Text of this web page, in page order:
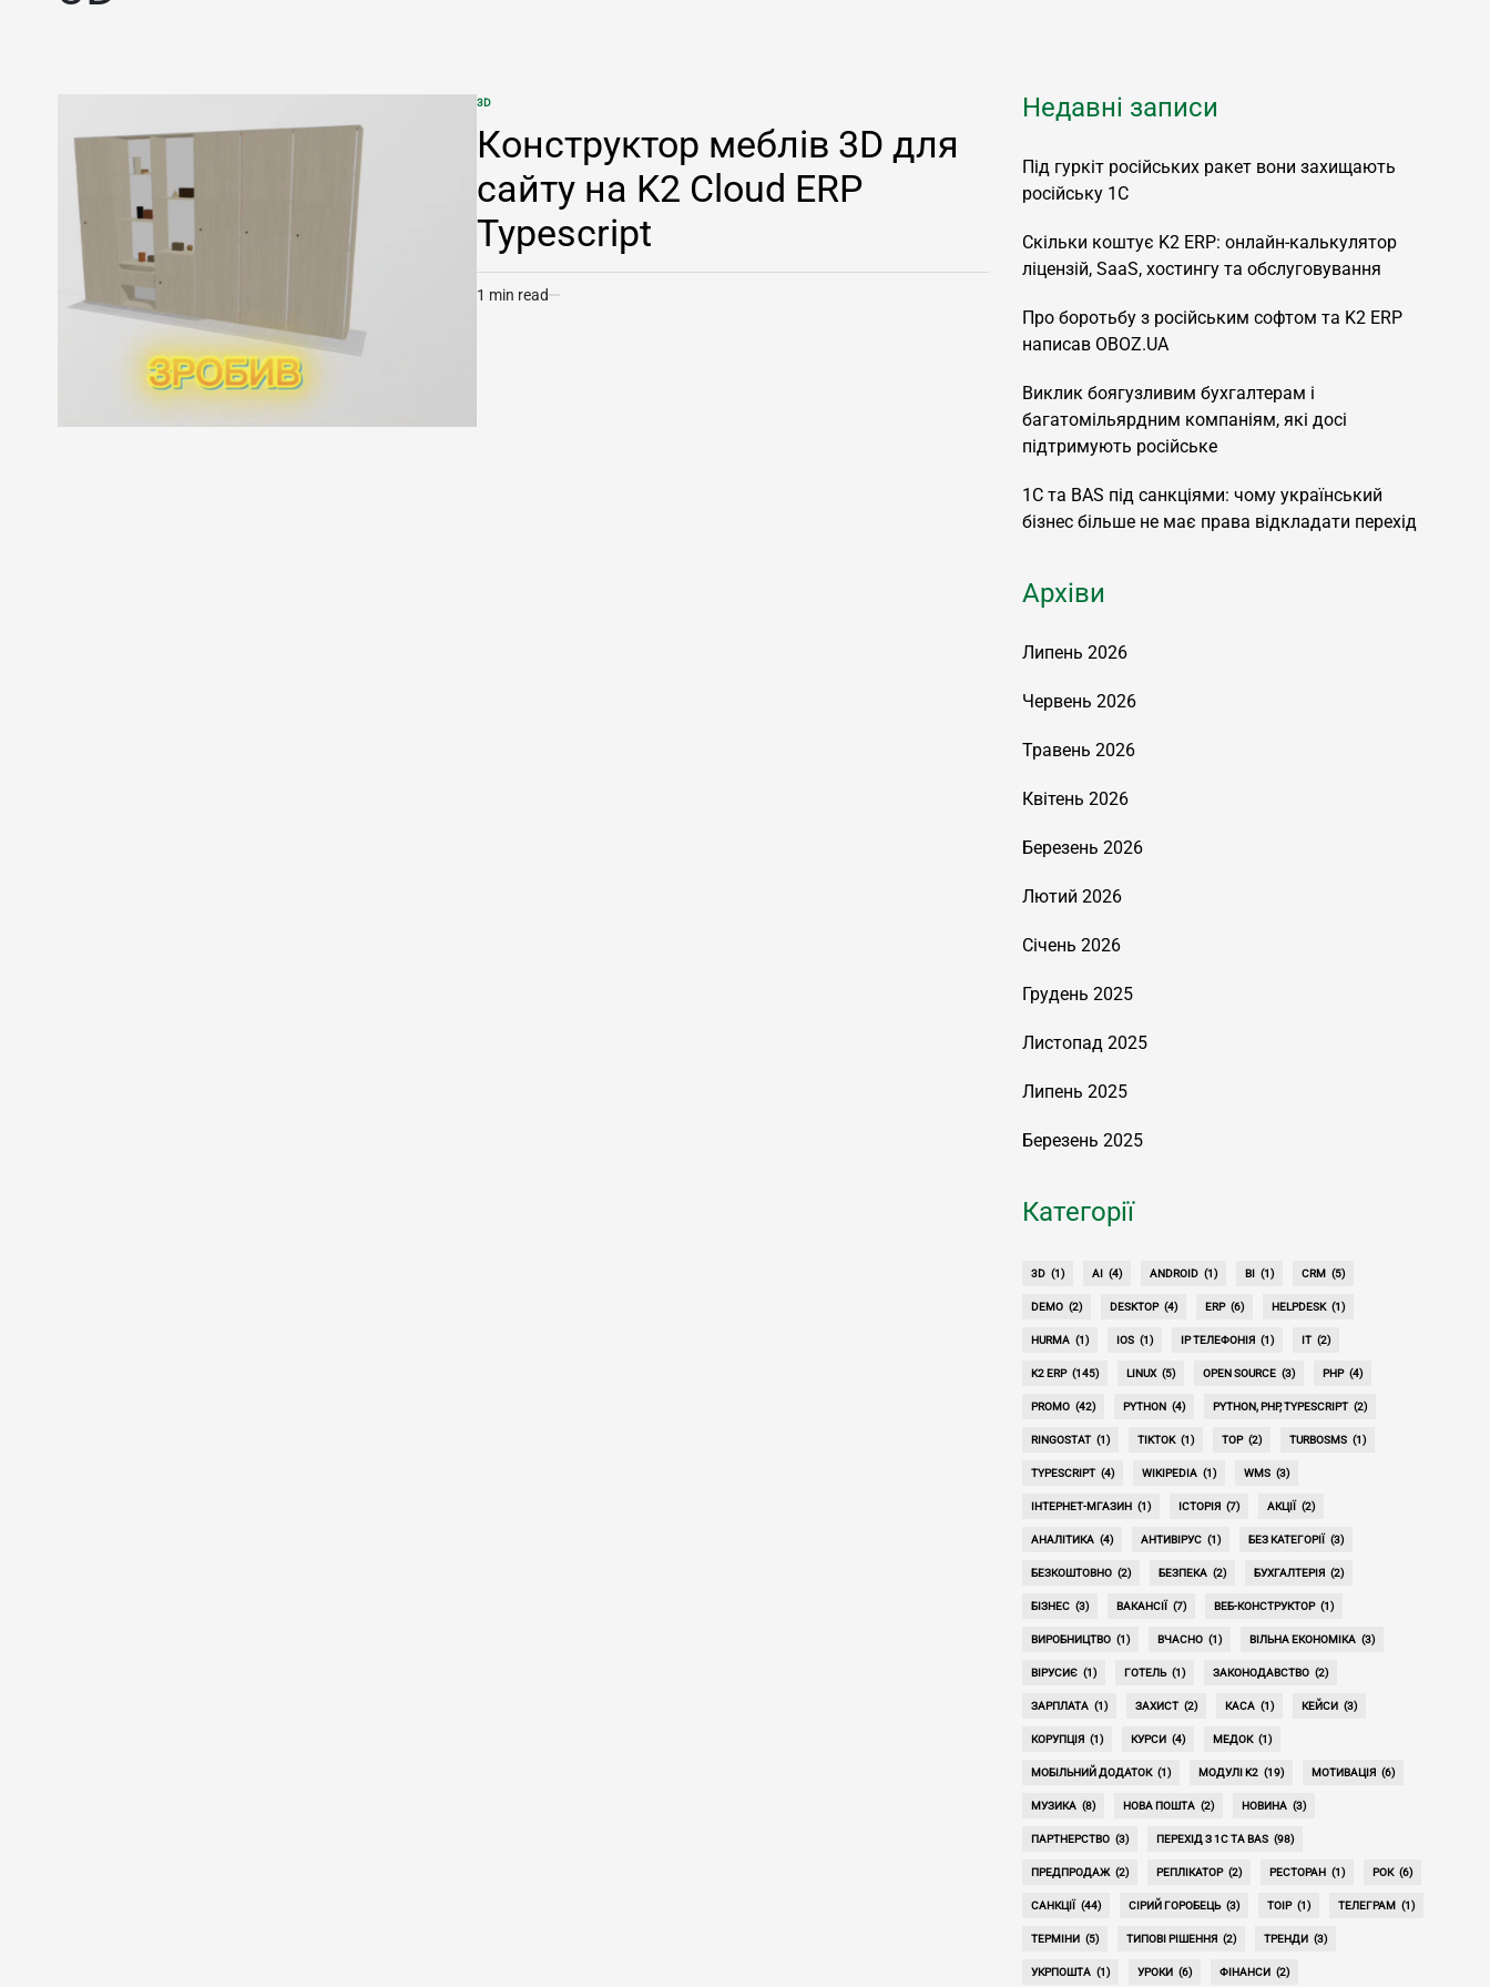
POSTED
3D
Конструктор меблів 3D для
сайту на K2 Cloud ERP
Typescript
Estimated
1 min read
Недавні записи
Під гуркіт російських ракет вони захищають
російську 1С
Скільки коштує K2 ERP: онлайн-калькулятор
ліцензій, SaaS, хостингу та обслуговування
Про боротьбу з російським софтом та K2 ERP
написав OBOZ.UA
Виклик боягузливим бухгалтерам і
багатомільярдним компаніям, які досі
підтримують російське
1С та BAS під санкціями: чому український
бізнес більше не має права відкладати перехід
Архіви
Липень 2026
Червень 2026
Травень 2026
Квітень 2026
Березень 2026
Лютий 2026
Січень 2026
Грудень 2025
Листопад 2025
Липень 2025
Березень 2025
Категорії
3D (1) AI (4) ANDROID (1) BI (1) CRM (5)
DEMO (2) DESKTOP (4) ERP (6) HELPDESK (1)
HURMA (1) IOS (1) IP ТЕЛЕФОНІЯ (1) IT (2)
K2 ERP (145) LINUX (5) OPEN SOURCE (3) PHP (4)
PROMO (42) PYTHON (4) PYTHON, PHP, TYPESCRIPT (2)
RINGOSTAT (1) TIKTOK (1) TOP (2) TURBOSMS (1)
TYPESCRIPT (4) WIKIPEDIA (1) WMS (3)
ІНТЕРНЕТ-МГАЗИН (1) ІСТОРІЯ (7) АКЦІЇ (2)
АНАЛІТИКА (4) АНТИВІРУС (1) БЕЗ КАТЕГОРІЇ (3)
БЕЗКОШТОВНО (2) БЕЗПЕКА (2) БУХГАЛТЕРІЯ (2)
БІЗНЕС (3) ВАКАНСІЇ (7) ВЕБ-КОНСТРУКТОР (1)
ВИРОБНИЦТВО (1) ВЧАСНО (1) ВІЛЬНА ЕКОНОМІКА (3)
ВІРУСИЄ (1) ГОТЕЛЬ (1) ЗАКОНОДАВСТВО (2)
ЗАРПЛАТА (1) ЗАХИСТ (2) КАСА (1) КЕЙСИ (3)
КОРУПЦІЯ (1) КУРСИ (4) МЕДОК (1)
МОБІЛЬНИЙ ДОДАТОК (1) МОДУЛІ K2 (19) МОТИВАЦІЯ (6)
МУЗИКА (8) НОВА ПОШТА (2) НОВИНА (3)
ПАРТНЕРСТВО (3) ПЕРЕХІД З 1С ТА BAS (98)
ПРЕДПРОДАЖ (2) РЕПЛІКАТОР (2) РЕСТОРАН (1) РОК (6)
САНКЦІЇ (44) СІРИЙ ГОРОБЕЦЬ (3) ТОІР (1) ТЕЛЕГРАМ (1)
ТЕРМІНИ (5) ТИПОВІ РІШЕННЯ (2) ТРЕНДИ (3)
УКРПОШТА (1) УРОКИ (6) ФІНАНСИ (2)